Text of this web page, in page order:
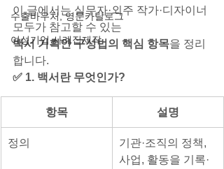
수출바우처, 영문카탈로그
여성기업 사례집제작
이 글에서는 실무자·외주 작가·디자이너
모두가 참고할 수 있는
백서 기획안 구성법의 핵심 항목을 정리
합니다.
✅ 1. 백서란 무엇인가?
항목 설명
정의
기관·조직의 정책,
사업, 활동을 기록·